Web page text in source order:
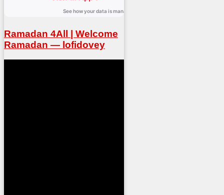
Ramadan 4All | Welcome
Ramadan — lofidovey